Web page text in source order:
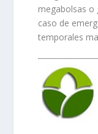
megabolsas o
caso de
temporales